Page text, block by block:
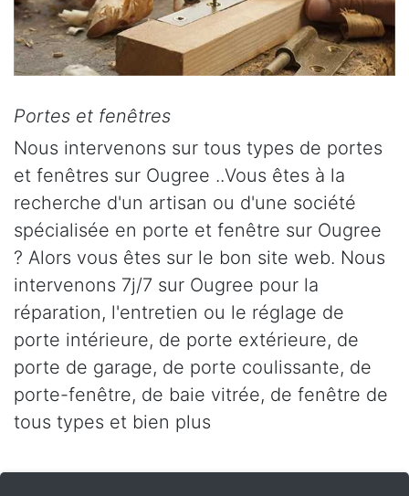
Portes et fenêtres
Nous intervenons sur tous types de portes
et fenêtres sur Ougree ..Vous êtes à la
recherche d'un artisan ou d'une société
spécialisée en porte et fenêtre sur Ougree
? Alors vous êtes sur le bon site web. Nous
intervenons 7j/7 sur Ougree pour la
réparation, l'entretien ou le réglage de
porte intérieure, de porte extérieure, de
porte de garage, de porte coulissante, de
porte-fenêtre, de baie vitrée, de fenêtre de
tous types et bien plus